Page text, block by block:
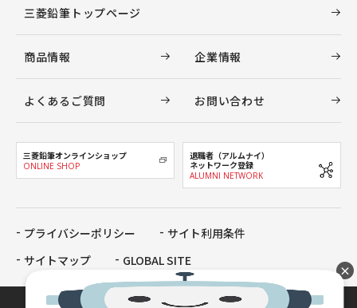
三菱鉛筆トップページ
商品情報 企業情報
よくあるご質問 お問い合わせ
三菱鉛筆オンラインショップ
ONLINE SHOP
退職者（アルムナイ）
ネットワーク登録
ALUMNI NETWORK
プライバシーポリシー
サイト利用条件
サイトマップ
GLOBAL SITE
×